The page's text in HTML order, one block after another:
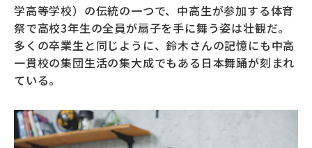
学高等学校）の伝統の一つで、中高生が参加する体育
祭で高校3年生の全員が扇子を手に舞う姿は壮観だ。
多くの卒業生と同じように、鈴木さんの記憶にも中高
一貫校の集団生活の集大成でもある日本舞踊が刻まれ
ている。